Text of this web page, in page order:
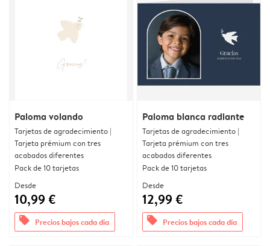
Paloma volando
Tarjetas de agradecimiento |
Tarjeta prémium con tres
acabados diferentes
Pack de 10 tarjetas
Desde
10,99 €
offers Precios bajos cada día
Paloma blanca radiante
Tarjetas de agradecimiento |
Tarjeta prémium con tres
acabados diferentes
Pack de 10 tarjetas
Desde
12,99 €
offers Precios bajos cada día